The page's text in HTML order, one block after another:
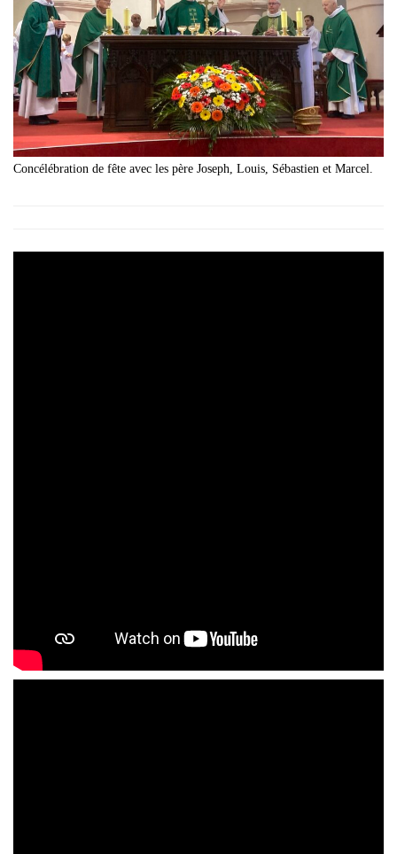
Concélébration de fête avec les père Joseph, Louis, Sébastien et Marcel.